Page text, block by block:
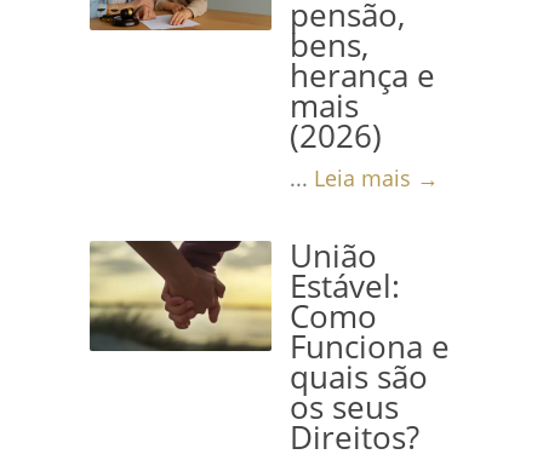
pensão,
bens,
herança e
mais
(2026)
... Leia mais →
União
Estável:
Como
Funciona e
quais são
os seus
Direitos?